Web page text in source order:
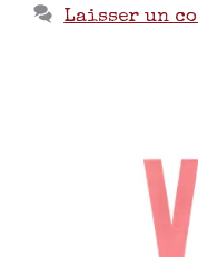
Laisser un